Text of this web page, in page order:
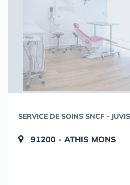
SERVICE DE SOINS SNCF -
91200 - ATHIS MONS